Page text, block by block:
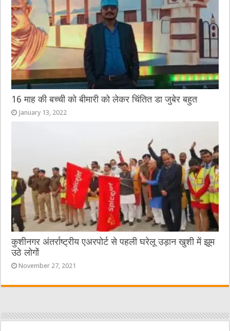
16 माह की बच्ची को बीमारी को लेकर चिंतित डा जुबेर बहुत
January 13, 2022
कुशीनगर अंतर्राष्ट्रीय एअरपोर्ट से पहली घरेलू उड़ान खुशी में झूम
उठे लोगों
November 27, 2021